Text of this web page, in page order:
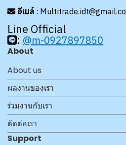
อีเมล์ :
Line Official
: @m-0927897850
About
About us
ผลงานของเรา
ร่วมงานกับเรา
ติดต่อเรา
Support